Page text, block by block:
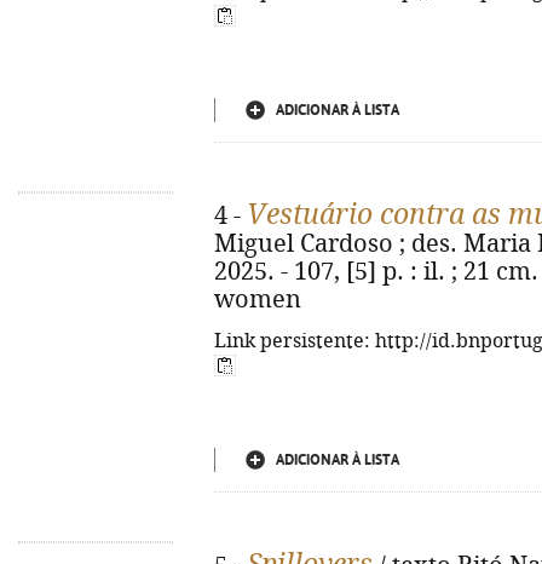
ADICIONAR À LISTA
4 - Vestuário contra as
Miguel Cardoso ; des. Maria
2025. - 107, [5] p. : il. ; 21
women
Link persistente: http://
ADICIONAR À LISTA